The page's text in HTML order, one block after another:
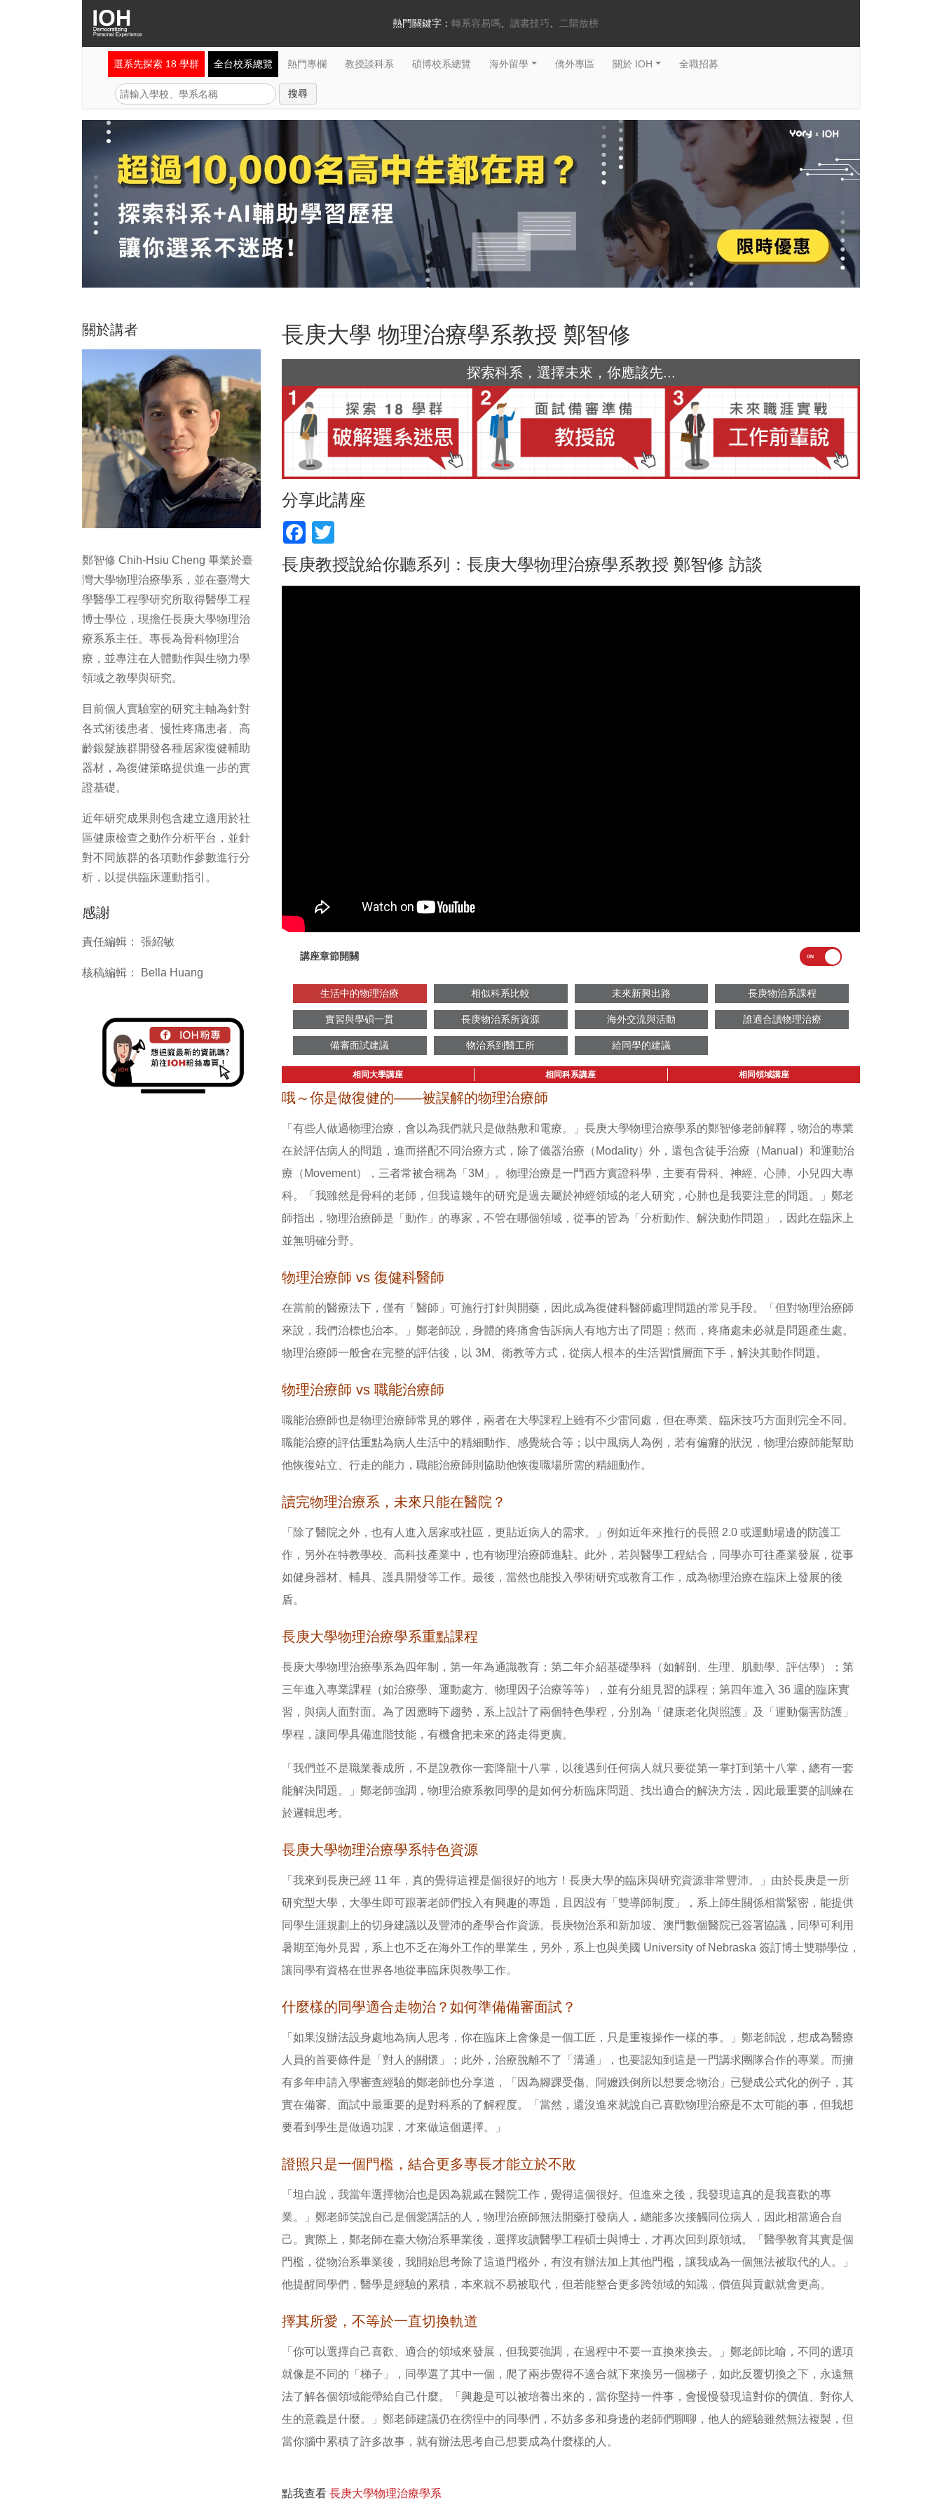
熱門關鍵字： 轉系容易嗎 讀書技巧 二階放榜
選系先探索 18 學群 全台校系總覽 熱門專欄 教授談科系 碩博校系總覽 海外留學 僑外專區 關於 IOH 全職招募
關於講者
鄭智修 Chih-Hsiu Cheng 畢業於臺
灣大學物理治療學系，並在臺灣大
學醫學工程學研究所取得醫學工程
博士學位，現擔任長庚大學物理治
療系系主任。專長為骨科物理治
療，並專注在人體動作與生物力學
領域之教學與研究。
目前個人實驗室的研究主軸為針對
各式術後患者、慢性疼痛患者、高
齡銀髮族群開發各種居家復健輔助
器材，為復健策略提供進一步的實
證基礎。
近年研究成果則包含建立適用於社
區健康檢查之動作分析平台，並針
對不同族群的各項動作參數進行分
析，以提供臨床運動指引。
感謝
責任編輯： 張紹敏
核稿編輯： Bella Huang
長庚大學 物理治療學系教授 鄭智修
探索科系，選擇未來，你應該先...
分享此講座
Facebook
長庚教授說給你聽系列：長庚大學物理治療學系教授 鄭智修 訪談
講座章節開關
生活中的物理治療 相似科系比較 未來新興出路 長庚物治系課程
實習與學碩一貫 長庚物治系所資源 海外交流與活動 誰適合讀物理治療
備審面試建議 物治系到醫工所 給同學的建議
相同大學講座 相同科系講座 相同領域講座
哦～你是做復健的——被誤解的物理治療師
「有些人做過物理治療，會以為我們就只是做熱敷和電療。」長庚大學物理治療學系的鄭智修老師解釋，物治的專業
在於評估病人的問題，進而搭配不同治療方式，除了儀器治療（Modality）外，還包含徒手治療（Manual）和運動治
療（Movement），三者常被合稱為「3M」。物理治療是一門西方實證科學，主要有骨科、神經、心肺、小兒四大專
科。「我雖然是骨科的老師，但我這幾年的研究是過去屬於神經領域的老人研究，心肺也是我要注意的問題。」鄭老
師指出，物理治療師是「動作」的專家，不管在哪個領域，從事的皆為「分析動作、解決動作問題」，因此在臨床上
並無明確分野。
物理治療師 vs 復健科醫師
在當前的醫療法下，僅有「醫師」可施行打針與開藥，因此成為復健科醫師處理問題的常見手段。「但對物理治療師
來說，我們治標也治本。」鄭老師說，身體的疼痛會告訴病人有地方出了問題；然而，疼痛處未必就是問題產生處。
物理治療師一般會在完整的評估後，以 3M、衛教等方式，從病人根本的生活習慣層面下手，解決其動作問題。
物理治療師 vs 職能治療師
職能治療師也是物理治療師常見的夥伴，兩者在大學課程上雖有不少雷同處，但在專業、臨床技巧方面則完全不同。
職能治療的評估重點為病人生活中的精細動作、感覺統合等；以中風病人為例，若有偏癱的狀況，物理治療師能幫助
他恢復站立、行走的能力，職能治療師則協助他恢復職場所需的精細動作。
讀完物理治療系，未來只能在醫院？
「除了醫院之外，也有人進入居家或社區，更貼近病人的需求。」例如近年來推行的長照 2.0 或運動場邊的防護工
作，另外在特教學校、高科技產業中，也有物理治療師進駐。此外，若與醫學工程結合，同學亦可往產業發展，從事
如健身器材、輔具、護具開發等工作。最後，當然也能投入學術研究或教育工作，成為物理治療在臨床上發展的後
盾。
長庚大學物理治療學系重點課程
長庚大學物理治療學系為四年制，第一年為通識教育；第二年介紹基礎學科（如解剖、生理、肌動學、評估學）；第
三年進入專業課程（如治療學、運動處方、物理因子治療等等），並有分組見習的課程；第四年進入 36 週的臨床實
習，與病人面對面。為了因應時下趨勢，系上設計了兩個特色學程，分別為「健康老化與照護」及「運動傷害防護」
學程，讓同學具備進階技能，有機會把未來的路走得更廣。
「我們並不是職業養成所，不是說教你一套降龍十八掌，以後遇到任何病人就只要從第一掌打到第十八掌，總有一套
能解決問題。」鄭老師強調，物理治療系教同學的是如何分析臨床問題、找出適合的解決方法，因此最重要的訓練在
於邏輯思考。
長庚大學物理治療學系特色資源
「我來到長庚已經 11 年，真的覺得這裡是個很好的地方！長庚大學的臨床與研究資源非常豐沛。」由於長庚是一所
研究型大學，大學生即可跟著老師們投入有興趣的專題，且因設有「雙導師制度」，系上師生關係相當緊密，能提供
同學生涯規劃上的切身建議以及豐沛的產學合作資源。長庚物治系和新加坡、澳門數個醫院已簽署協議，同學可利用
暑期至海外見習，系上也不乏在海外工作的畢業生，另外，系上也與美國 University of Nebraska 簽訂博士雙聯學位，
讓同學有資格在世界各地從事臨床與教學工作。
什麼樣的同學適合走物治？如何準備備審面試？
「如果沒辦法設身處地為病人思考，你在臨床上會像是一個工匠，只是重複操作一樣的事。」鄭老師說，想成為醫療
人員的首要條件是「對人的關懷」；此外，治療脫離不了「溝通」，也要認知到這是一門講求團隊合作的專業。而擁
有多年申請入學審查經驗的鄭老師也分享道，「因為腳踝受傷、阿嬤跌倒所以想要念物治」已變成公式化的例子，其
實在備審、面試中最重要的是對科系的了解程度。「當然，還沒進來就說自己喜歡物理治療是不太可能的事，但我想
要看到學生是做過功課，才來做這個選擇。」
證照只是一個門檻，結合更多專長才能立於不敗
「坦白說，我當年選擇物治也是因為親戚在醫院工作，覺得這個很好。但進來之後，我發現這真的是我喜歡的專
業。」鄭老師笑說自己是個愛講話的人，物理治療師無法開藥打發病人，總能多次接觸同位病人，因此相當適合自
己。實際上，鄭老師在臺大物治系畢業後，選擇攻讀醫學工程碩士與博士，才再次回到原領域。「醫學教育其實是個
門檻，從物治系畢業後，我開始思考除了這道門檻外，有沒有辦法加上其他門檻，讓我成為一個無法被取代的人。」
他提醒同學們，醫學是經驗的累積，本來就不易被取代，但若能整合更多跨領域的知識，價值與貢獻就會更高。
擇其所愛，不等於一直切換軌道
「你可以選擇自己喜歡、適合的領域來發展，但我要強調，在過程中不要一直換來換去。」鄭老師比喻，不同的選項
就像是不同的「梯子」，同學選了其中一個，爬了兩步覺得不適合就下來換另一個梯子，如此反覆切換之下，永遠無
法了解各個領域能帶給自己什麼。「興趣是可以被培養出來的，當你堅持一件事，會慢慢發現這對你的價值、對你人
生的意義是什麼。」鄭老師建議仍在徬徨中的同學們，不妨多多和身邊的老師們聊聊，他人的經驗雖然無法複製，但
當你腦中累積了許多故事，就有辦法思考自己想要成為什麼樣的人。
點我查看 長庚大學物理治療學系